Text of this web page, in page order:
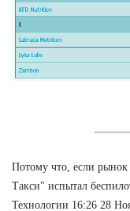
Потому что, если
Такси" испытал
Технологии 16:26 28